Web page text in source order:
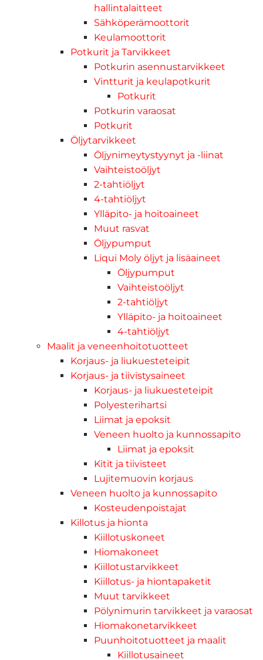
hallintalaitteet
Sähköperämoottorit
Keulamoottorit
Potkurit ja Tarvikkeet
Potkurin asennustarvikkeet
Vintturit ja keulapotkurit
Potkurit
Potkurin varaosat
Potkurit
Öljytarvikkeet
Öljynimeytystyynyt ja -liinat
Vaihteistoöljyt
2-tahtiöljyt
4-tahtiöljyt
Ylläpito- ja hoitoaineet
Muut rasvat
Öljypumput
Liqui Moly öljyt ja lisäaineet
Öljypumput
Vaihteistoöljyt
2-tahtiöljyt
Ylläpito- ja hoitoaineet
4-tahtiöljyt
Maalit ja veneenhoitotuotteet
Korjaus- ja liukuesteteipit
Korjaus- ja tiivistysaineet
Korjaus- ja liukuesteteipit
Polyesterihartsi
Liimat ja epoksit
Veneen huolto ja kunnossapito
Liimat ja epoksit
Kitit ja tiivisteet
Lujitemuovin korjaus
Veneen huolto ja kunnossapito
Kosteudenpoistajat
Killotus ja hionta
Kiillotuskoneet
Hiomakoneet
Kiillotustarvikkeet
Kiillotus- ja hiontapaketit
Muut tarvikkeet
Pölynimurin tarvikkeet ja varaosat
Hiomakonetarvikkeet
Puunhoitotuotteet ja maalit
Kiillotusaineet